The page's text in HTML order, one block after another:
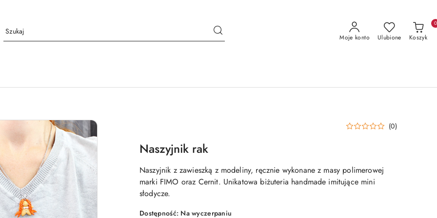
Moje konto Ulubione Koszyk
0
(0)
Naszyjnik rak
Naszyjnik z zawieszką z modeliny, ręcznie wykonane z masy polimerowej
marki FIMO oraz Cernit. Unikatowa biżuteria handmade imitujące mini
słodycze.
Dostępność: Na wyczerpaniu